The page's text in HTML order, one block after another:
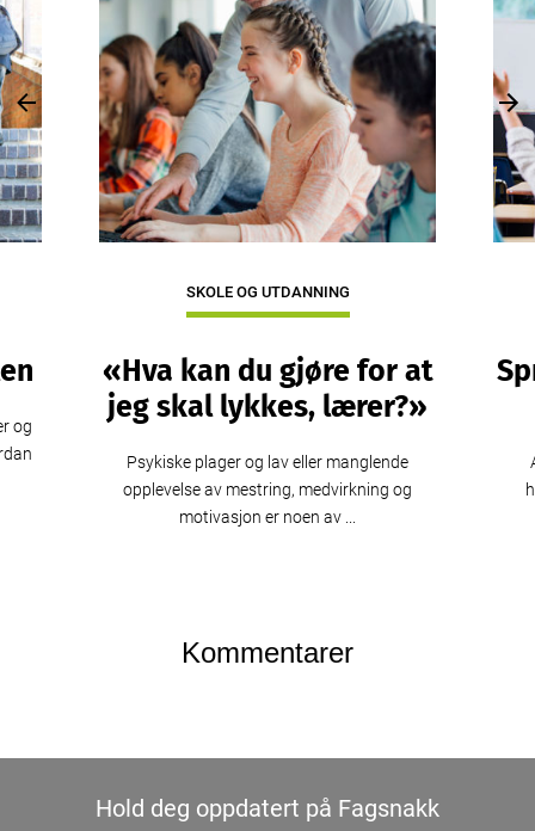
Previous
og
SKOLE OG UTDANNING
«Hva kan du gjøre for at
jeg skal lykkes, lærer?»
Psykiske plager og lav eller manglende
opplevelse av mestring, medvirkning og
motivasjon er noen av ...
Kommentarer
Hold deg oppdatert på Fagsnakk